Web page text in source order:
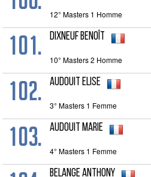
12° Masters 1 Homme
101. DIXNEUF Benoît
10° Masters 2 Homme
102. AUDOUIT Elise
3° Masters 1 Femme
103. AUDOUIT Marie
4° Masters 1 Femme
BELANGE Anthony